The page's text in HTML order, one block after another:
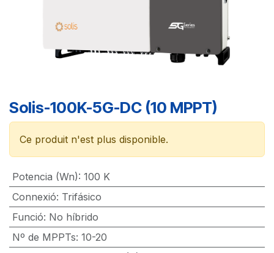
Solis-100K-5G-DC (10 MPPT)
Ce produit n'est plus disponible.
Potencia (Wn): 100 K
Connexió: Trifásico
Funció: No híbrido
Nº de MPPTs: 10-20